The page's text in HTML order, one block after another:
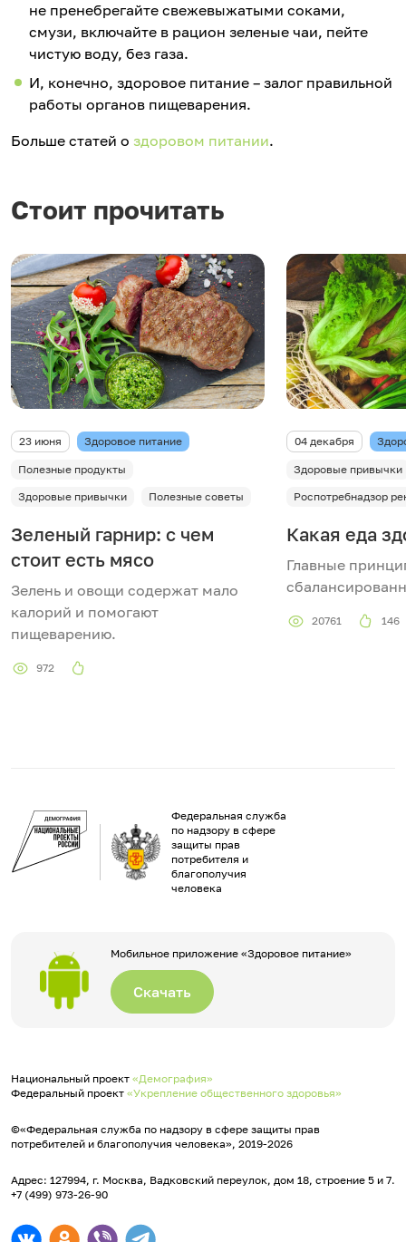
не пренебрегайте свежевыжатыми соками,
смузи, включайте в рацион зеленые чаи, пейте
чистую воду, без газа.
И, конечно, здоровое питание – залог правильной
работы органов пищеварения.
Больше статей о здоровом питании.
Стоит прочитать
23 июня Здоровое питание
Полезные продукты
Здоровые привычки
Полезные советы
Зеленый гарнир: с чем
стоит есть мясо
Зелень и овощи содержат мало
калорий и помогают
пищеварению.
972
04 декабря
Здоровые привычки
Роспотребнадзор
Какая еда
Главные
20761 146
Федеральная служба
по надзору в сфере
защиты прав
потребителя и
благополучия
человека
Мобильное приложение «Здоровое питание»
Скачать
Национальный проект «Демография»
Федеральный проект «Укрепление общественного здоровья»
©«Федеральная служба по надзору в сфере защиты прав
потребителей и благополучия человека», 2019-2026
Адрес: 127994, г. Москва, Вадковский переулок, дом 18, строение 5 и 7.
+7 (499) 973-26-90